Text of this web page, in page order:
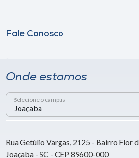
Fale Conosco
Onde estamos
Selecione o campus
Rua Getúlio Vargas, 2125 - Bairro Flor
Joaçaba - SC - CEP 89600-000